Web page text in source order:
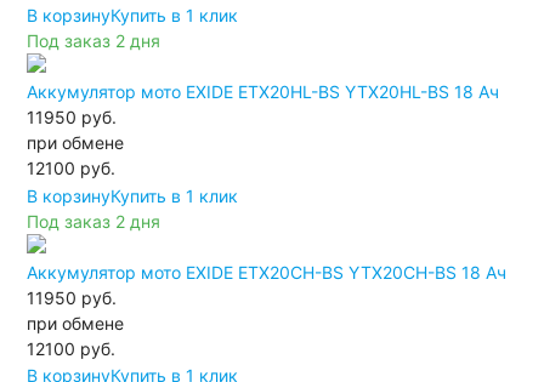
В корзинуКупить в 1 клик
Под заказ 2 дня
Аккумулятор мото EXIDE ETX20HL-BS YTX20HL-BS 18 Ач
11950 руб.
при обмене
12100 руб.
В корзинуКупить в 1 клик
Под заказ 2 дня
Аккумулятор мото EXIDE ETX20CH-BS YTX20CH-BS 18 Ач
11950 руб.
при обмене
12100 руб.
В корзинуКупить в 1 клик